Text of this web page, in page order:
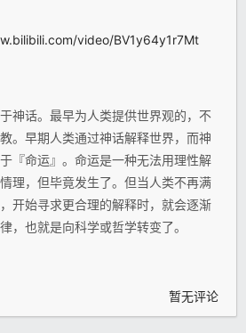
video/BV1y64y1r7Mt
神话。最早为人类提供世界观的，不
。早期人类通过神话解释世界，而神
『命运』。命运是一种无法用理性解
理，但毕竟发生了。但当人类不再满
开始寻求更合理的解释时，就会逐渐
，也就是向科学或哲学转变了。
暂无评论